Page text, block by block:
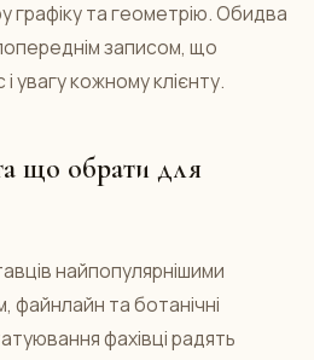
графіку та геометрію. Обидва
записом, що
увагу кожному клієнту.
що обрати для
найпопулярнішими
файнлайн та ботанічні
фахівці радять